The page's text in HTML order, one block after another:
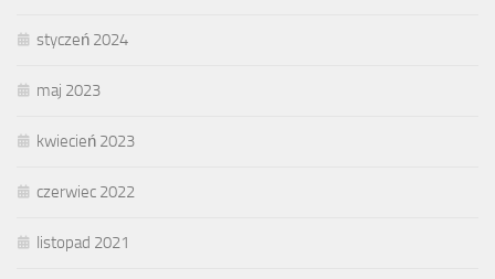
styczeń 2024
maj 2023
kwiecień 2023
czerwiec 2022
listopad 2021